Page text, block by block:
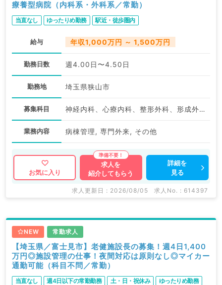
療養型病院（内科系・外科系／常勤）
当直なし ゆったりめ勤務 駅近・徒歩圏内
給与 年収1,000万円 ～ 1,500万円
勤務日数 週4.00日〜4.50日
勤務地 埼玉県狭山市
募集科目 神経内科、心療内科、整形外科、形成外科、美容外科、脳神経外科、呼吸器外科、心臓血管外科、小児外科、泌尿器科、一般内科、循環器内科、呼吸器内科、消化器内科、内分泌・代謝内科、腎臓内科、老年内科、外科系全般、一般外科、消化器外科、乳腺外科、スポーツ整形外科、大腸・肛門外科、脊髄・脊椎外科
業務内容 病棟管理, 専門外来, その他
お気に入り
求人を
紹介してもらう
詳細を
見る
求人更新日 : 2026/08/05 求人No. : 614397
NEW 常勤求人
【埼玉県／富士見市】老健施設長の募集！週4日1,400
万円◎施設管理の仕事！夜間対応は原則なし◎マイカー
通勤可能（科目不問／常勤）
当直なし 週4日以下の常勤勤務 土・日・祝休み ゆったりめ勤務